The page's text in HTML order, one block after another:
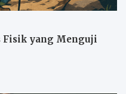
Fisik yang Menguji